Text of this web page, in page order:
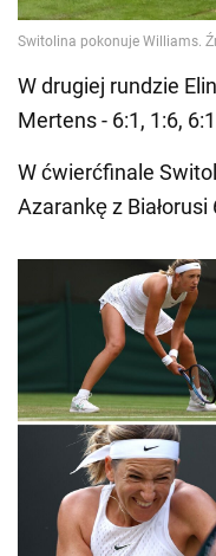
W drugiej rundzie
Mertens - 6:1, 1:6,
W ćwierćfinale
Azarankę z Białorusi